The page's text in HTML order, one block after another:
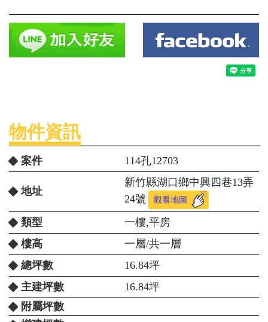
物件資訊
案件 114孔12703
地址
新竹縣湖口鄉中興四巷13弄
24號
觀看地圖
類型
一樓,平房
樓高
一層/共一層
總坪數
16.84坪
主建坪數
16.84坪
附屬坪數